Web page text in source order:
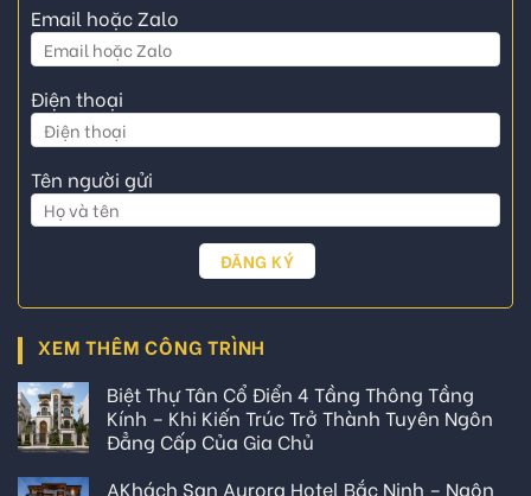
Email hoặc Zalo
Điện thoại
Tên người gửi
XEM THÊM CÔNG TRÌNH
Biệt Thự Tân Cổ Điển 4 Tầng Thông Tầng
Kính – Khi Kiến Trúc Trở Thành Tuyên Ngôn
Đẳng Cấp Của Gia Chủ
AKhách Sạn Aurora Hotel Bắc Ninh – Ngôn